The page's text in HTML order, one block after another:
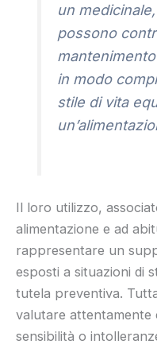
un
possono
in modo
stile di vita
Il loro utilizzo,
alimentazione e ad
rappresentare un
esposti a situazioni di
tutela preventiva.
valutare attentamente
sensibilità o